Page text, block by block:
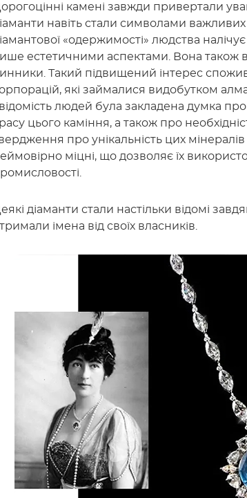
камені завжди привертали
навіть стали символами важливих
«одержимості» людства
естетичними аспектами. Вона також
Такий підвищений інтерес
які займалися видобутком
людей була закладена думка
цього каміння, а також про
про унікальність цих
міцні, що дозволяє їх
діаманти стали настільки відомі
імена від своїх власників.